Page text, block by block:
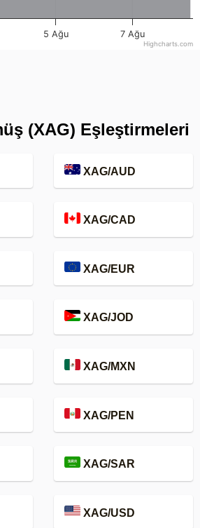
5 Ağu 7 Ağu
Highcharts.com
(XAG) Eşleştirmeleri
XAG/AUD
XAG/CAD
XAG/EUR
XAG/JOD
XAG/MXN
XAG/PEN
XAG/SAR
XAG/USD